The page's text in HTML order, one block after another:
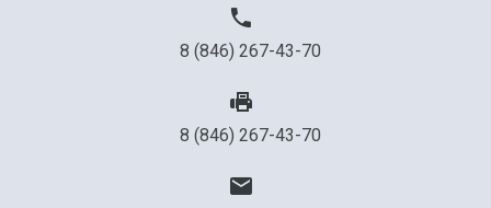
8 (846) 267-43-70
8 (846) 267-43-70